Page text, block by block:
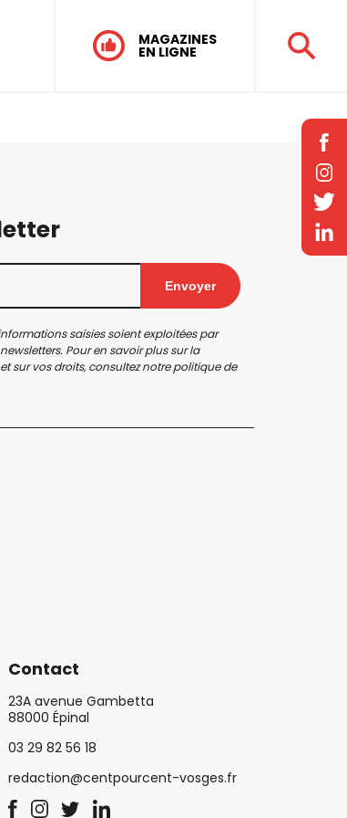
MAGAZINES
EN LIGNE
Envoyer
saisies soient exploitées par
Pour en savoir plus sur la
sur vos droits, consultez notrepolitique de
Contact
23A avenue Gambetta
88000 Épinal
03 29 82 56 18
redaction@centpourcent-vosges.fr